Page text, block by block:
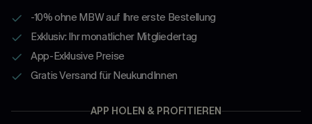
-10% ohne MBW auf Ihre erste Bestellung
Exklusiv: Ihr monatlicher Mitgliedertag
App-Exklusive Preise
Gratis Versand für NeukundInnen
APP HOLEN & PROFITIEREN